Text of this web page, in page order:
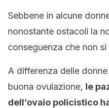
Sebbene in alcune
nonostante ostacoli la
conseguenza che non
A differenza delle
buona ovulazione, le
dell’ovaio policistico